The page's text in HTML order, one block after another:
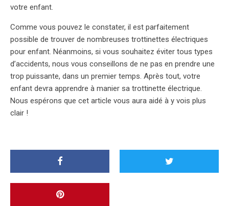
votre enfant.
Comme vous pouvez le constater, il est parfaitement
possible de trouver de nombreuses trottinettes électriques
pour enfant. Néanmoins, si vous souhaitez éviter tous types
d’accidents, nous vous conseillons de ne pas en prendre une
trop puissante, dans un premier temps. Après tout, votre
enfant devra apprendre à manier sa trottinette électrique.
Nous espérons que cet article vous aura aidé à y vois plus
clair !